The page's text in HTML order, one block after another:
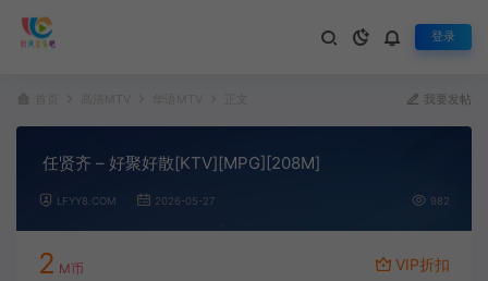
登录
我要发帖
任贤齐 – 好聚好散[KTV][MPG][208M]
LFYY8.COM 2026-05-27 982
2 M币 VIP折扣